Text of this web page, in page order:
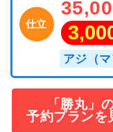
仕立
アジ（マ
「勝丸」
予約プランを